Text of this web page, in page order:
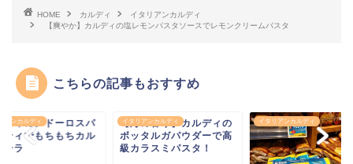
HOME カルディ
イタリアンカルディ
【爽やか】カルディの塩レモンパスタソースでレモンクリームパスタ
こちらの記事もおすすめ
アンカルディ
ディのアドーロスパ
ティでもちもちカル
ーラ
イタリアンカルディ
【海の香り】カルディの
ボッタルガパウダーで高
級カラスミパスタ！
イタリアンカルディ